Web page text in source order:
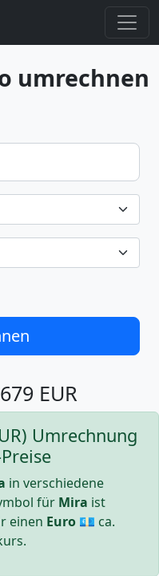
umrechnen
EUR
Umrechnung
in verschiedene
für Mira ist
einen Euro 💶 ca.